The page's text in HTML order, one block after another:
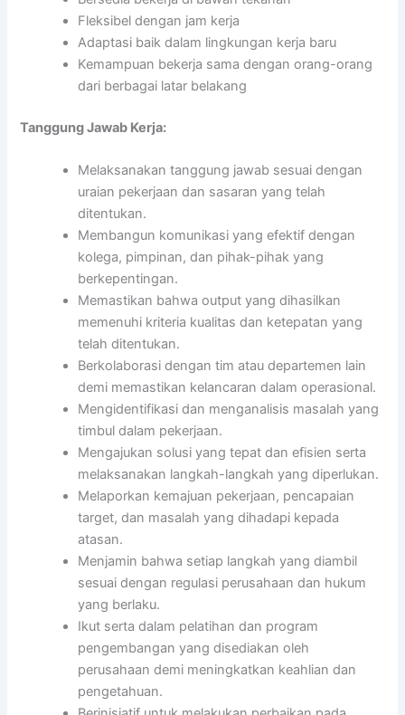
Fleksibel dengan jam kerja
Adaptasi baik dalam lingkungan kerja baru
Kemampuan bekerja sama dengan orang-orang
dari berbagai latar belakang
Tanggung Jawab Kerja:
Melaksanakan tanggung jawab sesuai dengan
uraian pekerjaan dan sasaran yang telah
ditentukan.
Membangun komunikasi yang efektif dengan
kolega, pimpinan, dan pihak-pihak yang
berkepentingan.
Memastikan bahwa output yang dihasilkan
memenuhi kriteria kualitas dan ketepatan yang
telah ditentukan.
Berkolaborasi dengan tim atau departemen lain
demi memastikan kelancaran dalam operasional.
Mengidentifikasi dan menganalisis masalah yang
timbul dalam pekerjaan.
Mengajukan solusi yang tepat dan efisien serta
melaksanakan langkah-langkah yang diperlukan.
Melaporkan kemajuan pekerjaan, pencapaian
target, dan masalah yang dihadapi kepada
atasan.
Menjamin bahwa setiap langkah yang diambil
sesuai dengan regulasi perusahaan dan hukum
yang berlaku.
Ikut serta dalam pelatihan dan program
pengembangan yang disediakan oleh
perusahaan demi meningkatkan keahlian dan
pengetahuan.